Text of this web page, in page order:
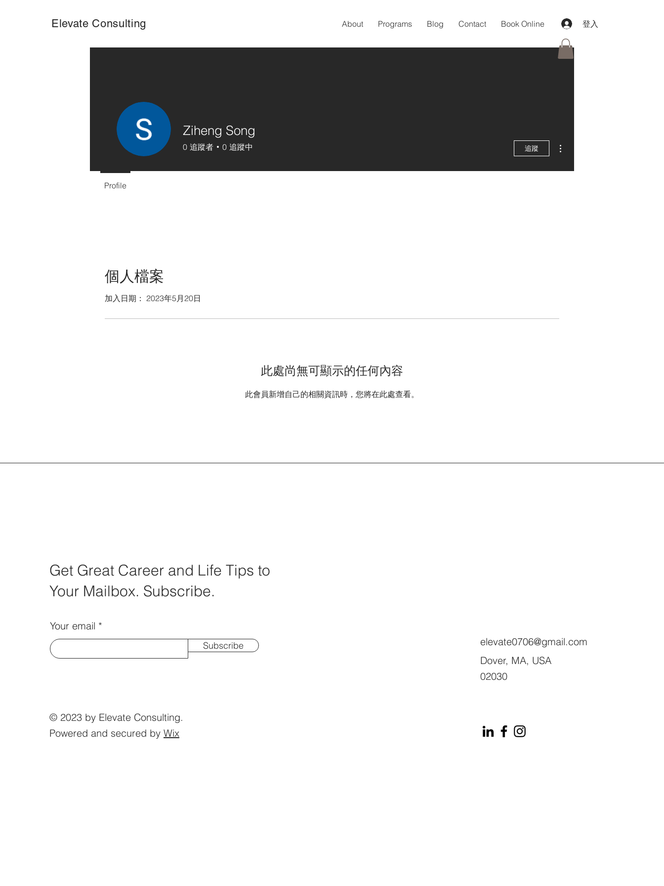
Elevate Consulting About Programs Blog Contact Book Online 登入
個人檔案
加入日期： 2023年5月20日
此處尚無可顯示的任何內容
此會員新增自己的相關資訊時，您將在此處查看。
Ziheng Song
0 追蹤者 0 追蹤中 追蹤
Profile
Get Great Career and Life Tips to
Your Mailbox. Subscribe.
Your email
Subscribe
© 2023 by Elevate Consulting.
Powered and secured by Wix
elevate0706@gmail.com
Dover, MA, USA
02030